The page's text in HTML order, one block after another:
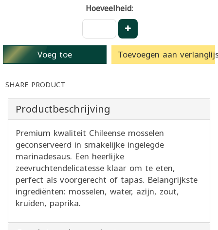
Hoeveelheid:
Voeg toe Toevoegen aan
SHARE PRODUCT
Productbeschrijving
Premium kwaliteit Chileense mosselen
geconserveerd in smakelijke ingelegde
marinadesaus. Een heerlijke
zeevruchtendelicatesse klaar om te eten,
perfect als voorgerecht of tapas. Belangrijkste
ingrediënten: mosselen, water, azijn, zout,
kruiden, paprika.